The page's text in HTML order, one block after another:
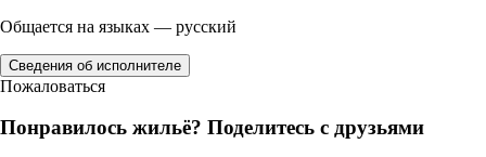
Общается на языках — русский
Сведения об исполнителе
Пожаловаться
Понравилось жильё? Поделитесь с друзьями